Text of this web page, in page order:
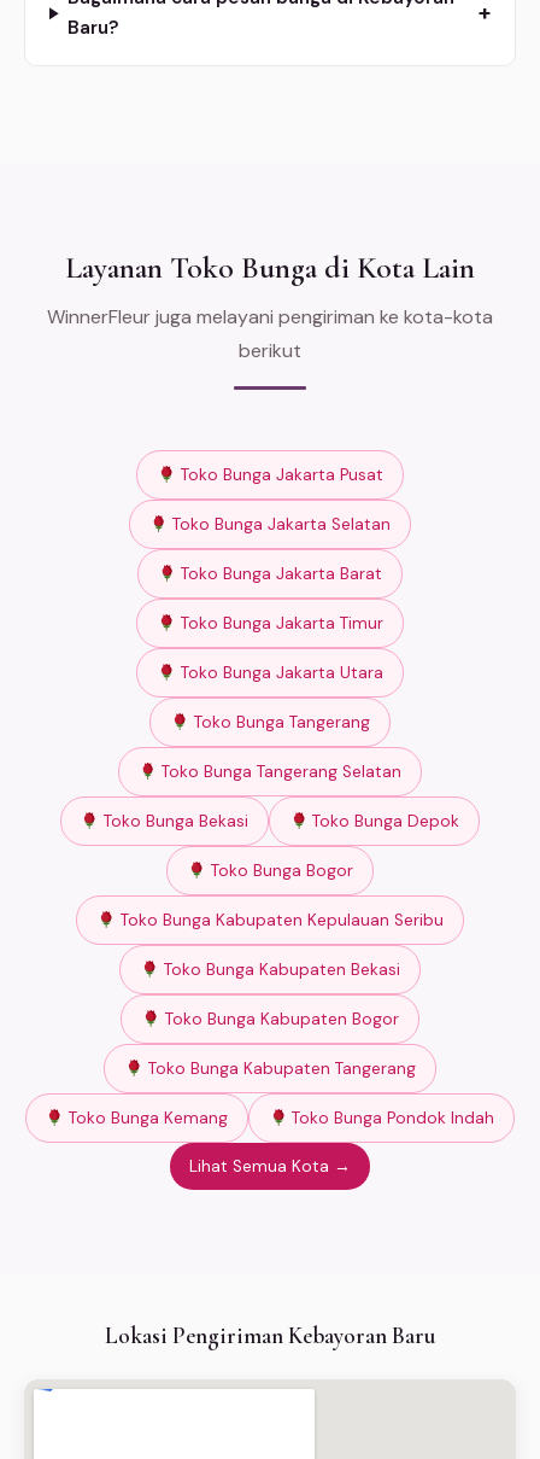
Baru?
+
Layanan Toko Bunga di Kota Lain
WinnerFleur juga melayani pengiriman ke kota-kota
berikut
Toko Bunga Jakarta Pusat
Toko Bunga Jakarta Selatan
Toko Bunga Jakarta Barat
Toko Bunga Jakarta Timur
Toko Bunga Jakarta Utara
Toko Bunga Tangerang
Toko Bunga Tangerang Selatan
Toko Bunga Bekasi Toko Bunga Depok
Toko Bunga Bogor
Toko Bunga Kabupaten Kepulauan Seribu
Toko Bunga Kabupaten Bekasi
Toko Bunga Kabupaten Bogor
Toko Bunga Kabupaten Tangerang
Toko Bunga Kemang Toko Bunga Pondok Indah
Lihat Semua Kota →
Lokasi Pengiriman Kebayoran Baru